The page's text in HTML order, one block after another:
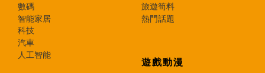
數碼
智能家居
科技
汽車
人工智能
旅遊筍料
熱門話題
遊戲動漫